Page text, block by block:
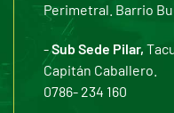
Perimetral. Barrio
-Sub Sede Pilar,
Capitán Caballero.
0786- 234 160